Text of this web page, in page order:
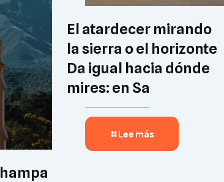
El atardecer mirando
la sierra o el horizonte
Da igual hacia dónde
mires: en Sa
Lee más